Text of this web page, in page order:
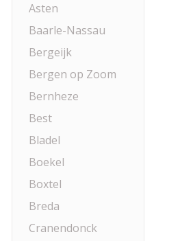
Asten
Baarle-Nassau
Bergeijk
Bergen op Zoom
Bernheze
Best
Bladel
Boekel
Boxtel
Breda
Cranendonck